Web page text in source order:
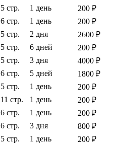
5 стр. 1 день
200 ₽
6 стр. 1 день
200 ₽
5 стр. 2 дня
2600 ₽
5 стр. 6 дней
200 ₽
5 стр. 3 дня
4000 ₽
6 стр. 5 дней
1800 ₽
5 стр. 1 день
200 ₽
11 стр. 1 день
200 ₽
6 стр. 1 день
200 ₽
6 стр. 3 дня
800 ₽
5 стр. 1 день
200 ₽